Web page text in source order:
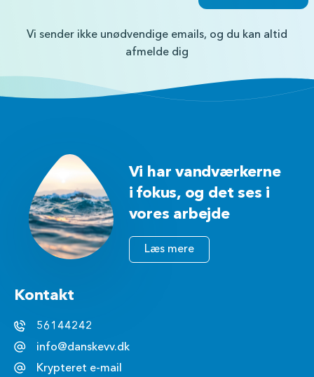
Vi sender ikke unødvendige emails, og du kan altid
afmelde dig
Vi har vandværkerne
i fokus, og det ses i
vores arbejde
Læs mere
Kontakt
56144242
info@danskevv.dk
Krypteret e-mail